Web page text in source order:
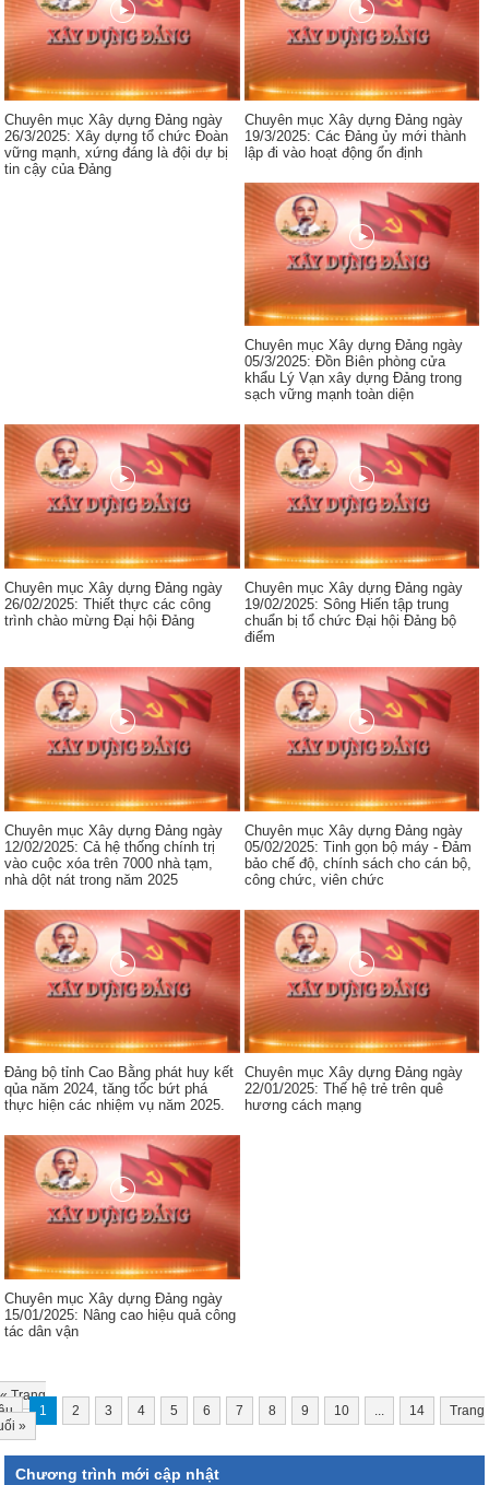
Chuyên mục Xây dựng Đảng ngày
26/3/2025: Xây dựng tổ chức Đoàn
vững mạnh, xứng đáng là đội dự bị
tin cậy của Đảng
Chuyên mục Xây dựng Đảng ngày
19/3/2025: Các Đảng ủy mới thành
lập đi vào hoạt động ổn định
Chuyên mục Xây dựng Đảng ngày
05/3/2025: Đồn Biên phòng cửa
khẩu Lý Vạn xây dựng Đảng trong
sạch vững mạnh toàn diện
Chuyên mục Xây dựng Đảng ngày
26/02/2025: Thiết thực các công
trình chào mừng Đại hội Đảng
Chuyên mục Xây dựng Đảng ngày
19/02/2025: Sông Hiến tập trung
chuẩn bị tổ chức Đại hội Đảng bộ
điểm
Chuyên mục Xây dựng Đảng ngày
12/02/2025: Cả hệ thống chính trị
vào cuộc xóa trên 7000 nhà tạm,
nhà dột nát trong năm 2025
Chuyên mục Xây dựng Đảng ngày
05/02/2025: Tinh gọn bộ máy - Đảm
bảo chế độ, chính sách cho cán bộ,
công chức, viên chức
Đảng bộ tỉnh Cao Bằng phát huy kết
qủa năm 2024, tăng tốc bứt phá
thực hiện các nhiệm vụ năm 2025.
Chuyên mục Xây dựng Đảng ngày
22/01/2025: Thế hệ trẻ trên quê
hương cách mạng
Chuyên mục Xây dựng Đảng ngày
15/01/2025: Nâng cao hiệu quả công
tác dân vận
«Trang
1 2 3 4 5 6 7 8 9 10 ... 14
Trang
»
Chương trình mới cập nhật